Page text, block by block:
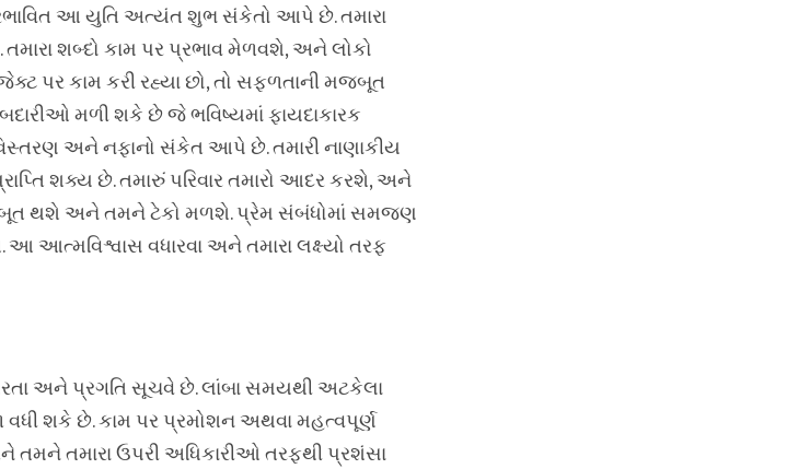
આ યુતિ અત્યંત શુભ સંકેતો આપે છે. તમારા
શબ્દો કામ પર પ્રભાવ મેળવશે, અને લોકો
પર કામ કરી રહ્યા છો, તો સફળતાની મજબૂત
મળી શકે છે જે ભવિષ્યમાં ફાયદાકારક
અને નફાનો સંકેત આપે છે. તમારી નાણાકીય
શક્ય છે. તમારું પરિવાર તમારો આદર કરશે, અને
થશે અને તમને ટેકો મળશે. પ્રેમ સંબંધોમાં સમજણ
આત્મવિશ્વાસ વધારવા અને તમારા લક્ષ્યો તરફ
અને પ્રગતિ સૂચવે છે. લાંબા સમયથી અટકેલા
શકે છે. કામ પર પ્રમોશન અથવા મહત્વપૂર્ણ
તમારા ઉપરી અધિકારીઓ તરફથી પ્રશંસા